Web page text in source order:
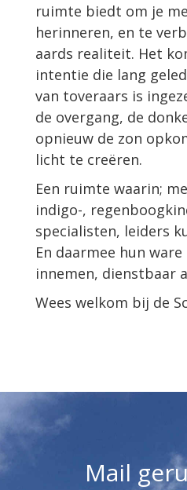
ruimte biedt om je
herinneren, en te
aards realiteit. Het
intentie die lang
van toveraars is
de overgang, de
opnieuw de zon
licht te creëren.
Een ruimte waarin;
indigo-,
specialisten, leiders
En daarmee hun
innemen, dienstbaar
Wees welkom bij de
Mail